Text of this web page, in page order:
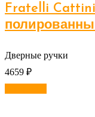
Fratelli Cattini
Дверные ручки
4659 ₽